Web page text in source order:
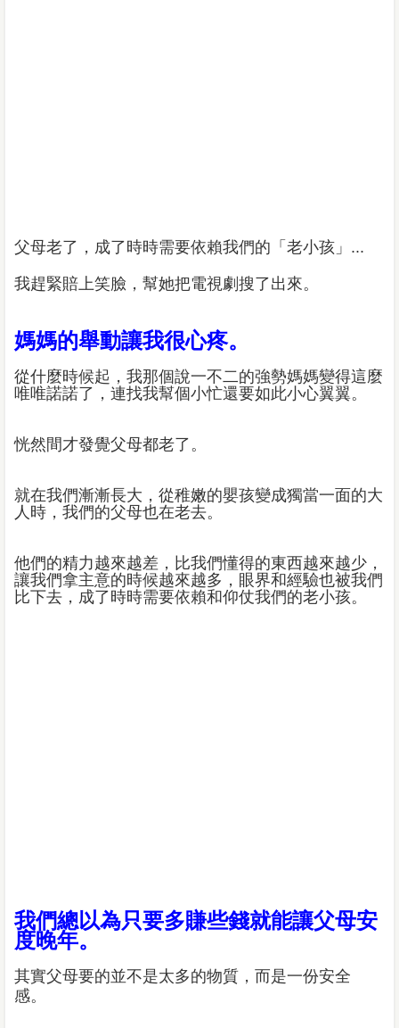
父母老了，成了時時需要依賴我們的「老小孩」...
我趕緊賠上笑臉，幫她把電視劇搜了出來。
媽媽的舉動讓我很心疼。
從什麼時候起，我那個說一不二的強勢媽媽變得這麼
唯唯諾諾了，連找我幫個小忙還要如此小心翼翼。
恍然間才發覺父母都老了。
就在我們漸漸長大，從稚嫩的嬰孩變成獨當一面的大
人時，我們的父母也在老去。
他們的精力越來越差，比我們懂得的東西越來越少，
讓我們拿主意的時候越來越多，眼界和經驗也被我們
比下去，成了時時需要依賴和仰仗我們的老小孩。
我們總以為只要多賺些錢就能讓父母安
度晚年。
其實父母要的並不是太多的物質，而是一份安全
感。